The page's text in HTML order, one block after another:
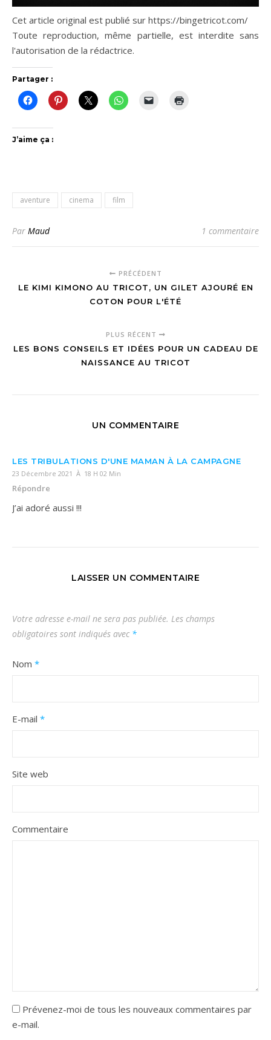
Cet article original est publié sur https://bingetricot.com/
Toute reproduction, même partielle, est interdite sans
l'autorisation de la rédactrice.
Partager :
J’aime ça :
aventure cinema film
Par Maud 1 commentaire
PRÉCÉDENT
LE KIMI KIMONO AU TRICOT, UN GILET AJOURÉ EN
COTON POUR L'ÉTÉ
PLUS RÉCENT
LES BONS CONSEILS ET IDÉES POUR UN CADEAU DE
NAISSANCE AU TRICOT
UN COMMENTAIRE
LES TRIBULATIONS D'UNE MAMAN À LA CAMPAGNE
23 Décembre 2021 À 18 H 02 Min
Répondre
J’ai adoré aussi !!!
LAISSER UN COMMENTAIRE
Votre adresse e-mail ne sera pas publiée. Les champs
obligatoires sont indiqués avec *
Nom *
E-mail *
Site web
Commentaire
Prévenez-moi de tous les nouveaux commentaires par
e-mail.